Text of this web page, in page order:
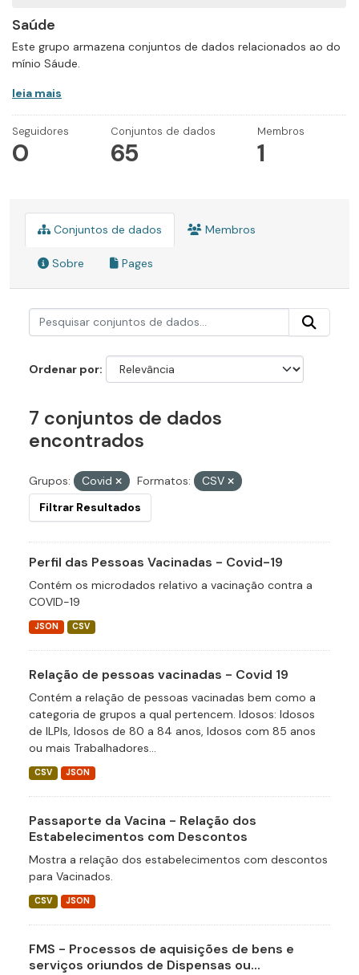
Saúde
Este grupo armazena conjuntos de dados relacionados ao do
mínio Sáude.
leia mais
Seguidores
0
Conjuntos de dados
65
Membros
1
Conjuntos de dados Membros
Sobre Pages
Ordenar por
7 conjuntos de dados
encontrados
Grupos: Covid Formatos:
CSV
Filtrar Resultados
Perfil das Pessoas Vacinadas - Covid-19
Contém os microdados relativo a vacinação contra a
COVID-19
JSON CSV
Relação de pessoas vacinadas - Covid 19
Contém a relação de pessoas vacinadas bem como a
categoria de grupos a qual pertencem. Idosos: Idosos
de ILPIs, Idosos de 80 a 84 anos, Idosos com 85 anos
ou mais Trabalhadores...
CSV JSON
Passaporte da Vacina - Relação dos
Estabelecimentos com Descontos
Mostra a relação dos estabelecimentos com descontos
para Vacinados.
CSV JSON
FMS - Processos de aquisições de bens e
serviços oriundos de Dispensas ou...